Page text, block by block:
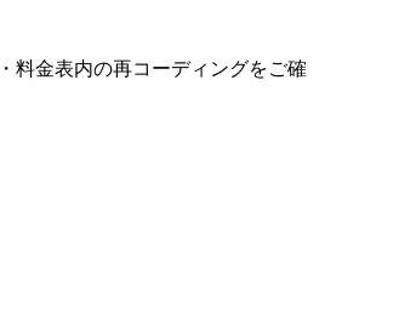
料金表内の再コーディングをご確